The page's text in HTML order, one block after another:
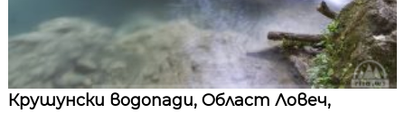
Крушунски водопади, Област Ловеч,